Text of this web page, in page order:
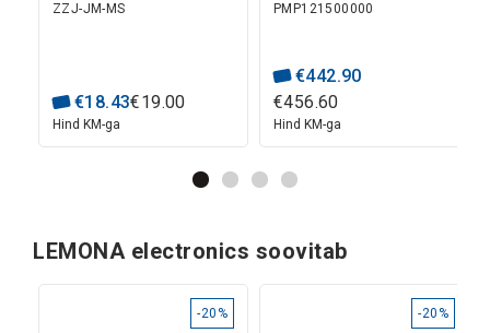
TUYA seadmetele
ZZJ-JM-MS
€18.43€19.00
Hind KM-ga
16 230V VE.Bus
PMP121500000
€442.90
€456.60
Hind KM-ga
LEMONA electronics soovitab
-20% -20%